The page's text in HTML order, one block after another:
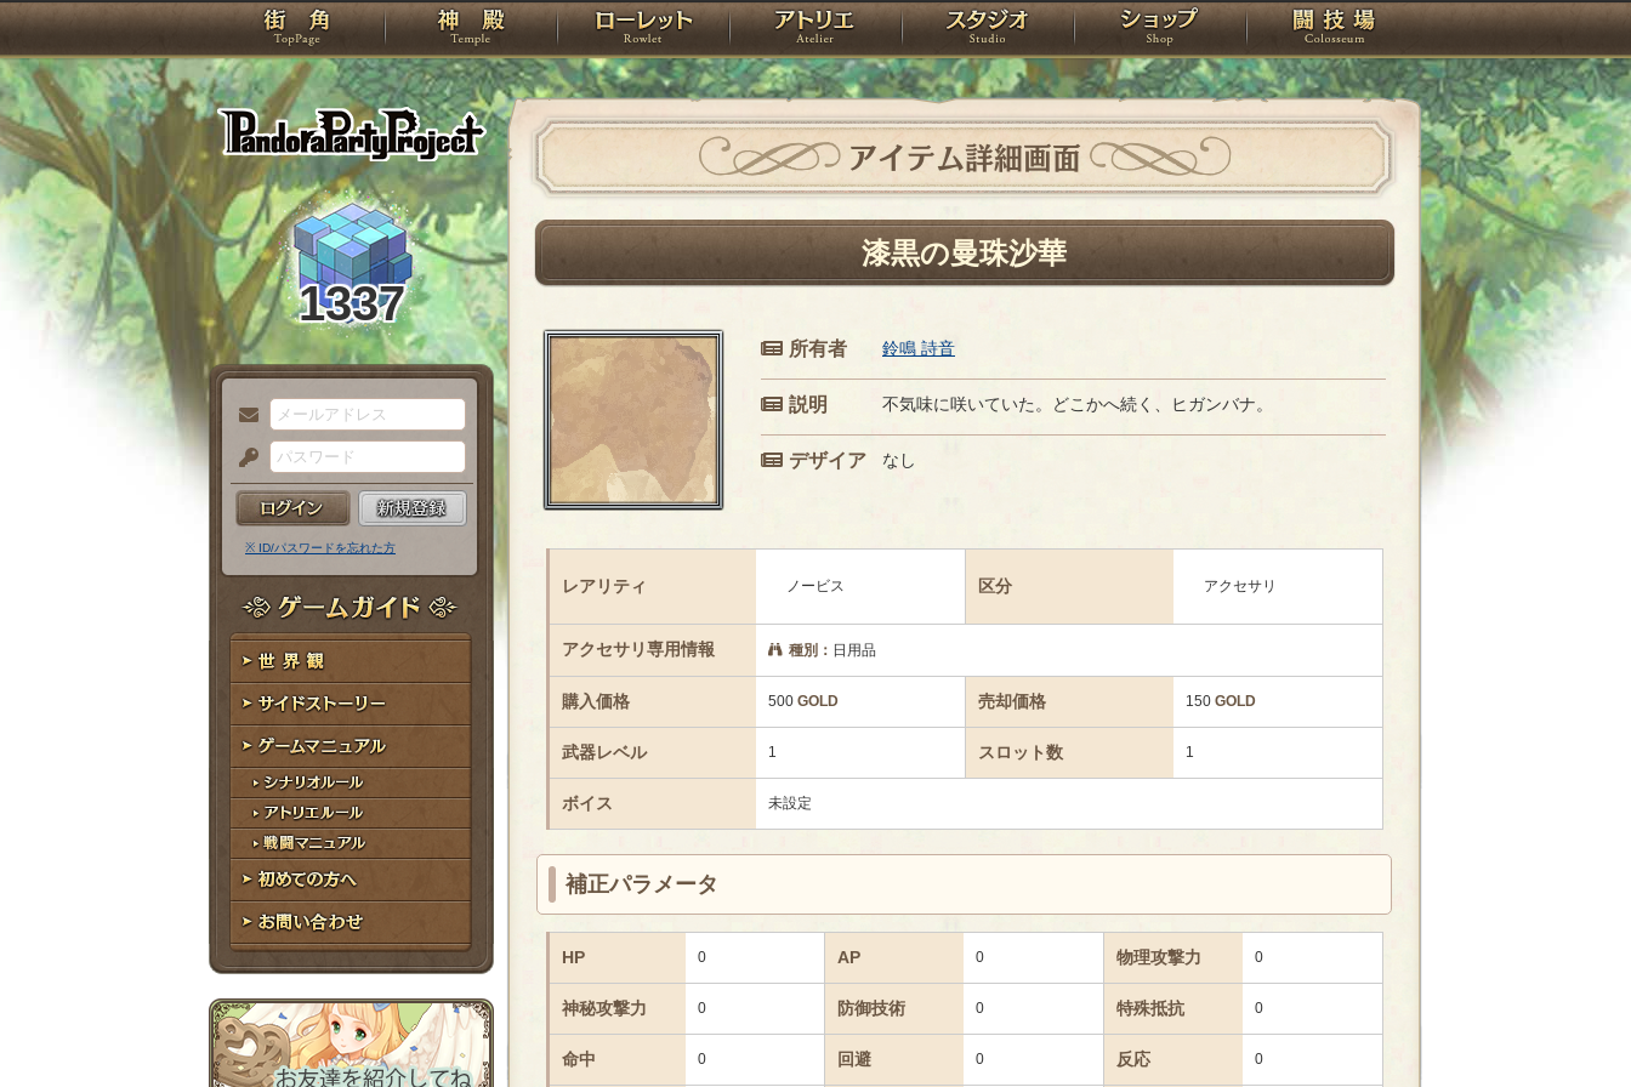
PandoraPartyProject
TOP 神殿 ローレット アトリエ スタジオ ショップ 闘技場
1337
メ
ー
ル
ア
ド
レ
ス
パ
ス
ー
ド
※ ID/パスワードを忘れた方
ゲームガイド
世界観
サイドストーリー
ゲームマニュアル
シナリオルール
アトリエルール
戦闘マニュアル
初めての方へ
お問い合わせ
アイテム詳細画面
漆黒の曼珠沙華
所有者 鈴鳴 詩音
説明 不気味に咲いていた。どこかへ続く、ヒガンバナ。
デザイア なし
レアリティ ノービス 区分 アクセサリ
アクセサリ専用情報 種別： 日用品
購入価格 500 GOLD 売却価格 150 GOLD
武器レベル 1 スロット数 1
ボイス 未設定
補正パラメータ
HP 0 AP 0 物理攻撃力 0
神秘攻撃力 0 防御技術 0 特殊抵抗 0
命中 0 回避 0 反応 0